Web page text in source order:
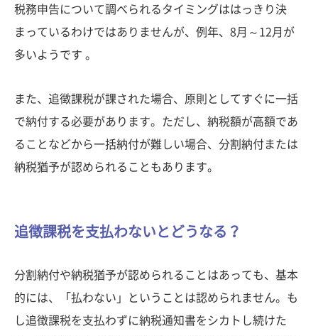
税務申告について調べられるタイミングははっきり決
まっているわけではありませんが、例年、8月～12月が
多いようです 。
また、追徴課税が課された場合、原則としてすぐに一括
で納付する必要があります。ただし、納税額が高額であ
ることなどから一括納付が難しい場合、分割納付または
納税猶予が認められることもあります。
追徴課税を支払わないとどうなる？
分割納付や納税猶予が認められることはあっても、基本
的には、「払わない」ということは認められません。も
し追徴課税を支払わずに納税通知書をシカトし続けた